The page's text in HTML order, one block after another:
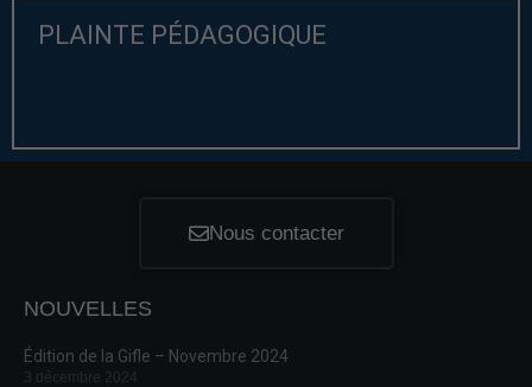
PLAINTE PÉDAGOGIQUE
Nous contacter
NOUVELLES
Édition de la Gifle – Novembre 2024
3 décembre 2024